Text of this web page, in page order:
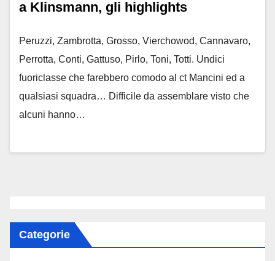
a Klinsmann, gli highlights
Peruzzi, Zambrotta, Grosso, Vierchowod, Cannavaro,
Perrotta, Conti, Gattuso, Pirlo, Toni, Totti. Undici
fuoriclasse che farebbero comodo al ct Mancini ed a
qualsiasi squadra… Difficile da assemblare visto che
alcuni hanno…
Categorie